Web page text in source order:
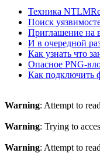
Техника
Поиск
Приглашение на
И в очередной
Как узнать что
Опасное PNG-
Как подключить
Warning: Attempt to
Warning: Trying to
Warning: Attempt to